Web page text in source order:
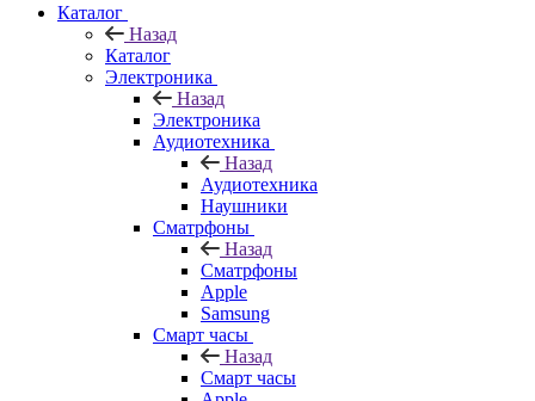
Каталог
Назад
Каталог
Электроника
Назад
Электроника
Аудиотехника
Назад
Аудиотехника
Наушники
Сматрфоны
Назад
Сматрфоны
Apple
Samsung
Смарт часы
Назад
Смарт часы